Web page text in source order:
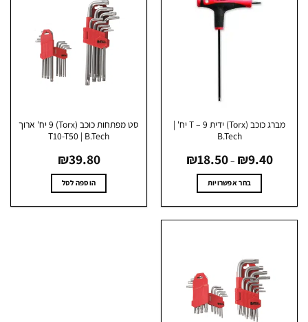
מברג כוכב (Torx) ידית T – 9 יח' |
₪
–
₪18.50 מחירים:
עד
⁦₪18.50⁩ בחר אפשרויות
סוגים.
ניתן
לבחור
את
האפשרויות
סט מפתחות כוכב (Torx) 9 יח' ארוך
T10-T50 | B.Tech
₪39.80
הוספה לסל